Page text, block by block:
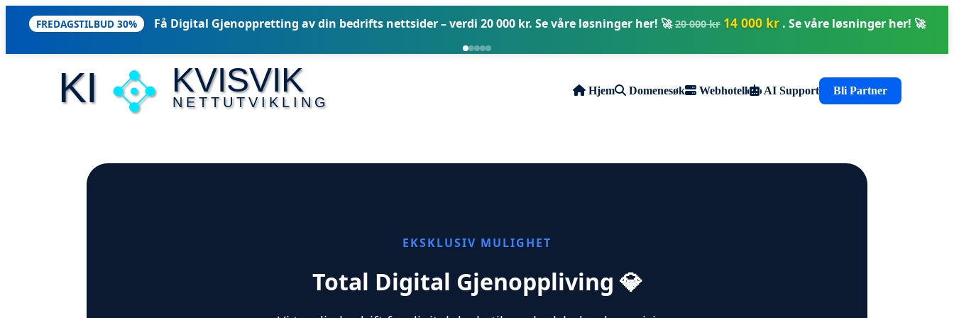
FREDAGSTILBUD 30% Få Digital Gjenoppretting av din bedrifts nettsider – verdi 20 000 kr. Se våre løsninger her! 🚀20 000 kr 14 000 kr. Se våre løsninger her! 🚀
KI KVISVIK
NETTUTVIKLING
Hjem Domenesøk Webhotell AI Support Bli Partner
EKSKLUSIV MULIGHET
Total Digital Gjenoppliving 💎